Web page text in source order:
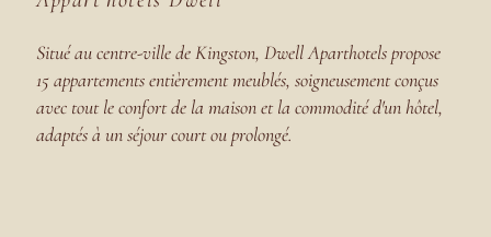
Situé au centre-ville de Kingston, Dwell Aparthotels propose
15 appartements entièrement meublés, soigneusement conçus
avec tout le confort de la maison et la commodité d'un hôtel,
adaptés à un séjour court ou prolongé.